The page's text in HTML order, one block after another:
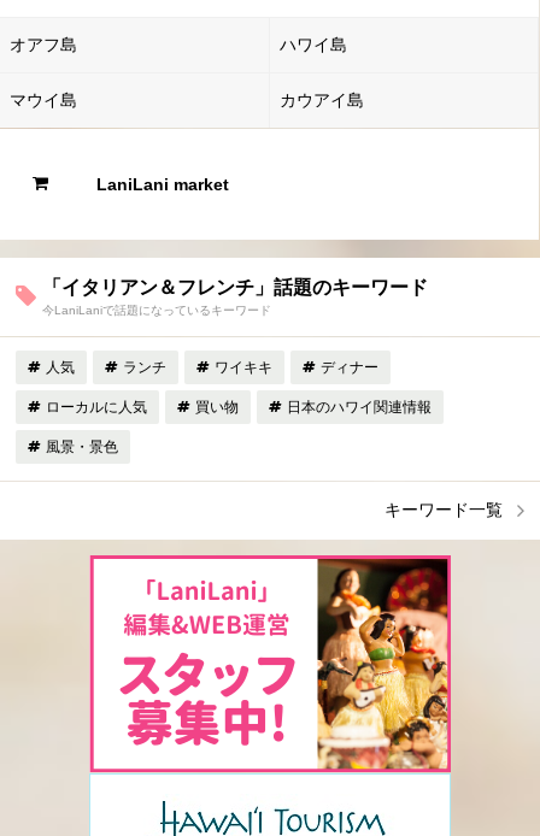
オアフ島 ハワイ島
マウイ島 カウアイ島
LaniLani market
「イタリアン＆フレンチ」話題のキーワード
今LaniLaniで話題になっているキーワード
人気 ランチ ワイキキ ディナー
ローカルに人気 買い物 日本のハワイ関連情報
風景・景色
キーワード一覧